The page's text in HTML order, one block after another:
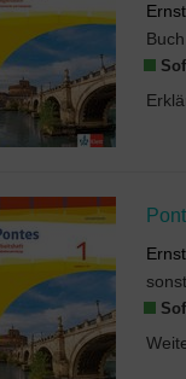
Buch